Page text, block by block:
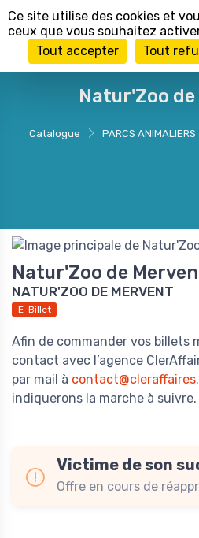
Natur'Zoo
Catalogue PARCS ANIMALIERS
Natur'Zoo de
NATUR'ZOO DE MERVENT
E-Billet
Afin de commander vos billets
contact avec l’agence
par mail à
indiquerons la marche à suivre.
Victime de son
Offre en cours de
Panneau de gestion des cookies
Ce site utilise des cookies et
ceux que vous souhaitez
Tout accepter
Tout